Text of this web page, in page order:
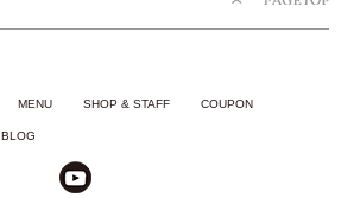
MENU SHOP & STAFF COUPON
BLOG